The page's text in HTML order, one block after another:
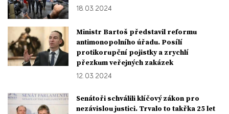
18. 03. 2024
Ministr Bartoš představil reformu
antimonopolního úřadu. Posílí
protikorupční pojistky a zrychlí
přezkum veřejných zakázek
12. 03. 2024
Senátoři schválili klíčový zákon pro
nezávislou justici. Trvalo to takřka 25 let